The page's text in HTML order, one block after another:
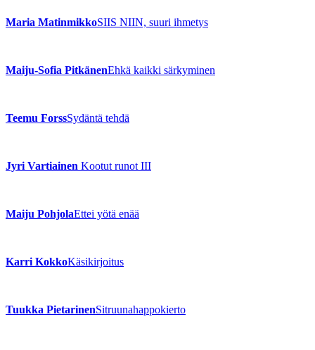
Maria MatinmikkoSIIS NIIN, suuri ihmetys
Maiju-Sofia PitkänenEhkä kaikki särkyminen
Teemu ForssSydäntä tehdä
Jyri Vartiainen Kootut runot III
Maiju PohjolaEttei yötä enää
Karri KokkoKäsikirjoitus
Tuukka PietarinenSitruunahappokierto